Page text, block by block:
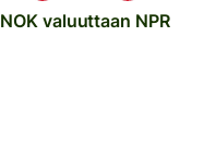
NOK valuuttaan NPR